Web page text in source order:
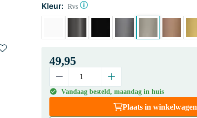
Kleur: Rvs
49,95
Vandaag besteld, maandag in huis
Plaats in winkelwagen